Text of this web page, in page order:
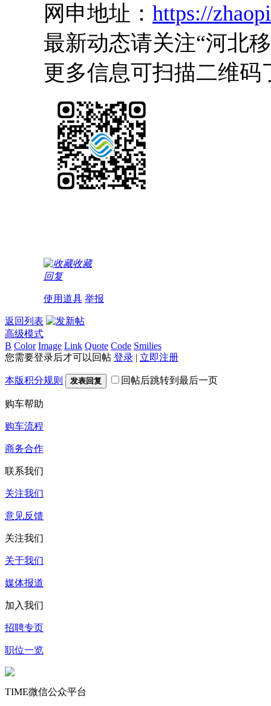
网申地址： https://
最新动态请关注“河北
更多信息可扫描二维码
收藏
回复
使用道具 举报
返回列表
高级模式
B Color Image Link Quote Code Smilies
您需要登录后才可以回帖 登录 | 立即注册
本版积分规则 发表回复 回帖后跳转到最后一页
购车帮助
购车流程
商务合作
联系我们
关注我们
意见反馈
关注我们
关于我们
媒体报道
加入我们
招聘专页
职位一览
TIME微信公众平台